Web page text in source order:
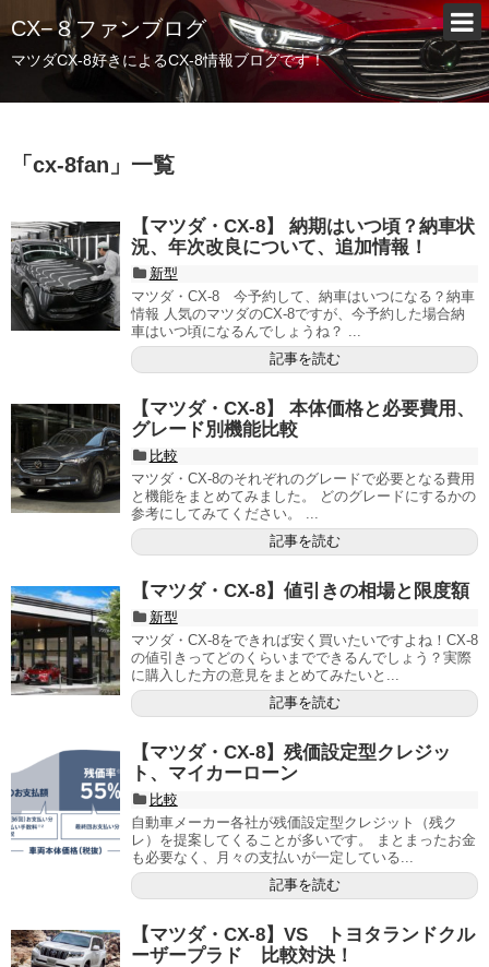
CX−８ファンブログ
マツダCX-8好きによるCX-8情報ブログです！
「 cx-8fan 」 一覧
【マツダ・CX-8】 納期はいつ頃？納車状
況、年次改良について、追加情報！
新型
マツダ・CX-8 今予約して、納車はいつになる？納車
情報 人気のマツダのCX-8ですが、今予約した場合納
車はいつ頃になるんでしょうね？ ...
記事を読む
【マツダ・CX-8】 本体価格と必要費用、
グレード別機能比較
比較
マツダ・CX-8のそれぞれのグレードで必要となる費用
と機能をまとめてみました。 どのグレードにするかの
参考にしてみてください。 ...
記事を読む
【マツダ・CX-8】値引きの相場と限度額
新型
マツダ・CX-8をできれば安く買いたいですよね！CX-8
の値引きってどのくらいまでできるんでしょう？実際
に購入した方の意見をまとめてみたいと...
記事を読む
【マツダ・CX-8】残価設定型クレジッ
ト、マイカーローン
比較
自動車メーカー各社が残価設定型クレジット（残ク
レ）を提案してくることが多いです。 まとまったお金
も必要なく、月々の支払いが一定している...
記事を読む
【マツダ・CX-8】VS トヨタランドクル
ーザープラド 比較対決！